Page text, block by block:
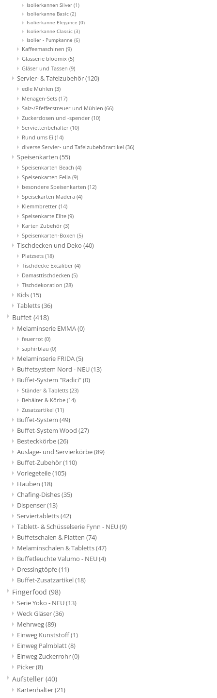
Isolierkannen Silver (1)
Isolierkanne Basic (2)
Isolierkanne Elegance (0)
Isolierkanne Classic (3)
Isolier - Pumpkanne (6)
Kaffeemaschinen (9)
Glasserie bloomix (5)
Gläser und Tassen (9)
Servier- & Tafelzubehör(120)
edle Mühlen (3)
Menagen-Sets (17)
Salz-/Pfefferstreuer und Mühlen (66)
Zuckerdosen und -spender (10)
Serviettenbehälter (10)
Rund ums Ei (14)
diverse Servier- und Tafelzubehörartikel (36)
Speisenkarten (55)
Speisenkarten Beach (4)
Speisenkarten Felia (9)
besondere Speisenkarten (12)
Speisekarten Madera (4)
Klemmbretter (14)
Speisenkarte Elite (9)
Karten Zubehör (3)
Speisenkarten-Boxen (5)
Tischdecken und Deko (40)
Platzsets (18)
Tischdecke Excaliber (4)
Damasttischdecken (5)
Tischdekoration (28)
Kids(15)
Tabletts(36)
Buffet (418)
Melaminserie EMMA(0)
feuerrot (0)
saphirblau (0)
Melaminserie FRIDA(5)
Buffetsystem Nord - NEU(13)
Buffet-System "Radici"(0)
Ständer & Tabletts (23)
Behälter & Körbe (14)
Zusatzartikel (11)
Buffet-System (49)
Buffet-System Wood (27)
Besteckkörbe(26)
Auslage- und Servierkörbe(89)
Buffet-Zubehör(110)
Vorlegeteile(105)
Hauben (18)
Chafing-Dishes(35)
Dispenser(13)
Serviertabletts(42)
Tablett- & Schüsselserie Fynn - NEU(9)
Buffetschalen & Platten (74)
Melaminschalen & Tabletts(47)
Buffetleuchte Valumo - NEU(4)
Dressingtöpfe(11)
Buffet-Zusatzartikel(18)
Fingerfood (98)
Serie Yoko - NEU(13)
Weck Gläser(36)
Mehrweg(89)
Einweg Kunststoff(1)
Einweg Palmblatt(8)
Einweg Zuckerrohr(0)
Picker(8)
Aufsteller (40)
Kartenhalter(21)